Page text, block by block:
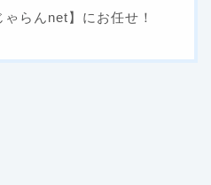
らんnet】にお任せ！